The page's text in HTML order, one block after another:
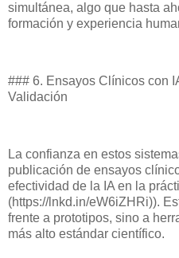
simultánea, algo que hasta
formación y experiencia
### 6. Ensayos Clínicos con
Validación
La confianza en estos
publicación de ensayos
efectividad de la IA en la
(https://lnkd.in/eW6iZHRi)).
frente a prototipos, sino a
más alto estándar científico.